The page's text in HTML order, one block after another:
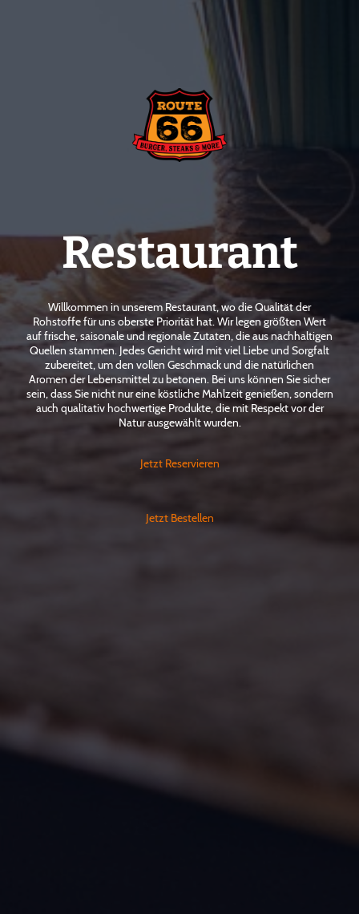
Restaurant
Willkommen in unserem Restaurant, wo die Qualität der
Rohstoffe für uns oberste Priorität hat. Wir legen größten Wert
auf frische, saisonale und regionale Zutaten, die aus nachhaltigen
Quellen stammen. Jedes Gericht wird mit viel Liebe und Sorgfalt
zubereitet, um den vollen Geschmack und die natürlichen
Aromen der Lebensmittel zu betonen. Bei uns können Sie sicher
sein, dass Sie nicht nur eine köstliche Mahlzeit genießen, sondern
auch qualitativ hochwertige Produkte, die mit Respekt vor der
Natur ausgewählt wurden.
Jetzt Reservieren
Jetzt Bestellen